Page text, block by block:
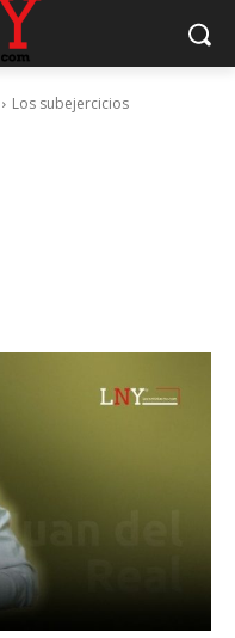
Los subejercicios